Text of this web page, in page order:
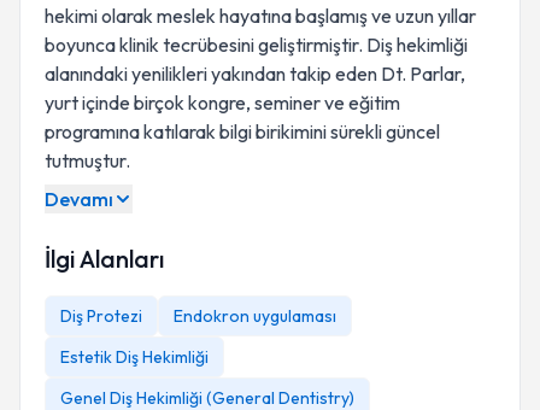
hekimi olarak meslek hayatına başlamış ve uzun yıllar
boyunca klinik tecrübesini geliştirmiştir. Diş hekimliği
alanındaki yenilikleri yakından takip eden Dt. Parlar,
yurt içinde birçok kongre, seminer ve eğitim
programına katılarak bilgi birikimini sürekli güncel
tutmuştur.
Devamı
İlgi Alanları
Diş Protezi
Endokron uygulaması
Estetik Diş Hekimliği
Genel Diş Hekimliği (General Dentistry)